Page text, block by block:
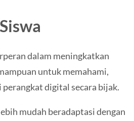
dalam meningkatkan
untuk memahami,
digital secara bijak.
mudah beradaptasi dengan